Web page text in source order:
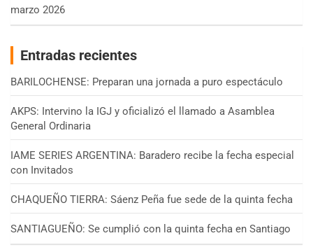
marzo 2026
Entradas recientes
BARILOCHENSE: Preparan una jornada a puro espectáculo
AKPS: Intervino la IGJ y oficializó el llamado a Asamblea
General Ordinaria
IAME SERIES ARGENTINA: Baradero recibe la fecha especial
con Invitados
CHAQUEÑO TIERRA: Sáenz Peña fue sede de la quinta fecha
SANTIAGUEÑO: Se cumplió con la quinta fecha en Santiago